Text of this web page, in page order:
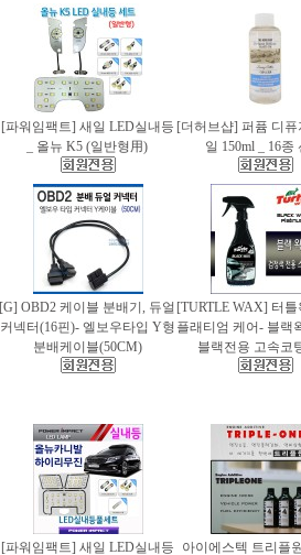
[파워임팩트] 새일 LED실내등
_ 올뉴 K5 (일반형用)
[더허브샵] 퍼퓸 디
일 150ml _ 16종
[G] OBD2 케이블 분배기, 듀얼
커넥터(16핀)- 엘보우타입 Y형
분배케이블(50CM)
[TURTLE WAX] 터
플래티엄 케어- 블랙
블랙전용 고속코
[파워임팩트] 새일 LED실내등 아이에스텍 트리플